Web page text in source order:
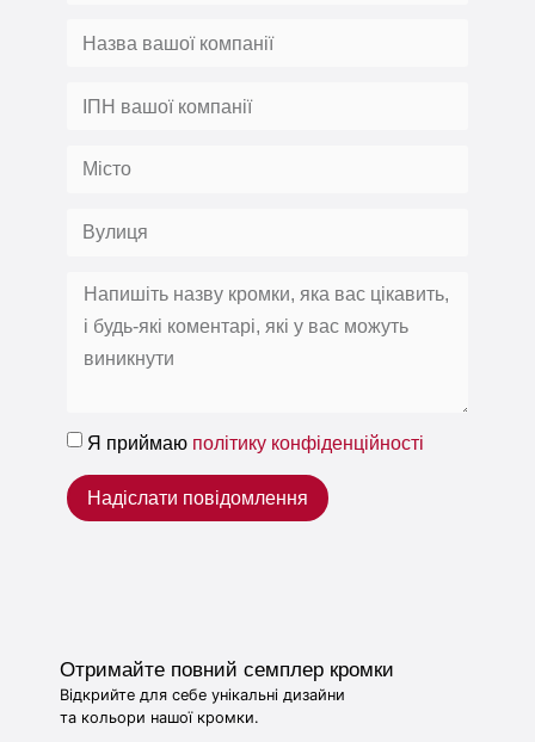
Я приймаю політику конфіденційності
Надіслати повідомлення
Отримайте повний семплер кромки
Відкрийте для себе унікальні дизайни
та кольори нашої кромки.